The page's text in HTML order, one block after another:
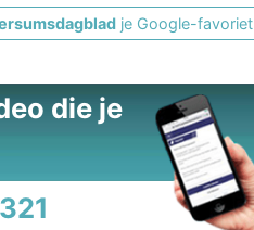
je Google-favoriet
die je